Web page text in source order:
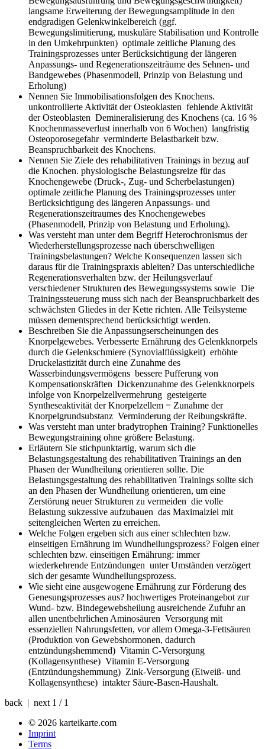
langsame Erweiterung der Bewegungsamplitude in den
endgradigen Gelenkwinkelbereich (ggf.
Bewegungslimitierung, muskuläre Stabilisation und Kontrolle
in den Umkehrpunkten) optimale zeitliche Planung des
Trainingsprozesses unter Berücksichtigung der längeren
Anpassungs- und Regenerationszeiträume des Sehnen- und
Bandgewebes (Phasenmodell, Prinzip von Belastung und
Erholung)
Nennen Sie Immobilisationsfolgen des Knochens.
unkontrollierte Aktivität der Osteoklasten fehlende Aktivität
der Osteoblasten Demineralisierung des Knochens (ca. 16 %
Knochenmasseverlust innerhalb von 6 Wochen) langfristig
Osteoporosegefahr verminderte Belastbarkeit bzw.
Beanspruchbarkeit des Knochens.
Nennen Sie Ziele des rehabilitativen Trainings in bezug auf
die Knochen. physiologische Belastungsreize für das
Knochengewebe (Druck-, Zug- und Scherbelastungen)
optimale zeitliche Planung des Trainingsprozesses unter
Berücksichtigung des längeren Anpassungs- und
Regenerationszeitraumes des Knochengewebes
(Phasenmodell, Prinzip von Belastung und Erholung).
Was versteht man unter dem Begriff Heterochronismus der
Wiederherstellungsprozesse nach überschwelligen
Trainingsbelastungen? Welche Konsequenzen lassen sich
daraus für die Trainingspraxis ableiten? Das unterschiedliche
Regenerationsverhalten bzw. der Heilungsverlauf
verschiedener Strukturen des Bewegungssystems sowie Die
Trainingssteuerung muss sich nach der Beanspruchbarkeit des
schwächsten Gliedes in der Kette richten. Alle Teilsysteme
müssen dementsprechend berücksichtigt werden.
Beschreiben Sie die Anpassungserscheinungen des
Knorpelgewebes. Verbesserte Ernährung des Gelenkknorpels
durch die Gelenkschmiere (Synovialflüssigkeit) erhöhte
Druckelastizität durch eine Zunahme des
Wasserbindungsvermögens bessere Pufferung von
Kompensationskräften Dickenzunahme des Gelenkknorpels
infolge von Knorpelzellvermehrung gesteigerte
Syntheseaktivität der Knorpelzellem = Zunahme der
Knorpelgrundsubstanz Verminderung der Reibungskräfte.
Was versteht man unter bradytrophen Training? Funktionelles
Bewegungstraining ohne größere Belastung.
Erläutern Sie stichpunktartig, warum sich die
Belastungsgestaltung des rehabilitativen Trainings an den
Phasen der Wundheilung orientieren sollte. Die
Belastungsgestaltung des rehabilitativen Trainings sollte sich
an den Phasen der Wundheilung orientieren, um eine
Zerstörung neuer Strukturen zu vermeiden die volle
Belastung sukzessive aufzubauen das Maximalziel mit
seitengleichen Werten zu erreichen.
Welche Folgen ergeben sich aus einer schlechten bzw.
einseitigen Ernährung im Wundheilungsprozess? Folgen einer
schlechten bzw. einseitigen Ernährung: immer
wiederkehrende Entzündungen unter Umständen verzögert
sich der gesamte Wundheilungsprozess.
Wie sieht eine ausgewogene Ernährung zur Förderung des
Genesungsprozesses aus? hochwertiges Proteinangebot zur
Wund- bzw. Bindegewebsheilung ausreichende Zufuhr an
allen unentbehrlichen Aminosäuren Versorgung mit
essenziellen Nahrungsfetten, vor allem Omega-3-Fettsäuren
(Produktion von Gewebshormonen, dadurch
entzündungshemmend) Vitamin C-Versorgung
(Kollagensynthese) Vitamin E-Versorgung
(Entzündungshemmung) Zink-Versorgung (Eiweiß- und
Kollagensynthese) intakter Säure-Basen-Haushalt.
back | next 1 / 1
© 2026 karteikarte.com
Imprint
Terms